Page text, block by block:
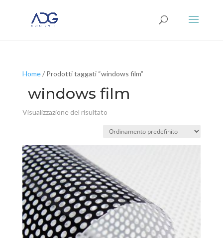
Home/ Prodotti taggati “windows film”
windows film
Visualizzazione del risultato